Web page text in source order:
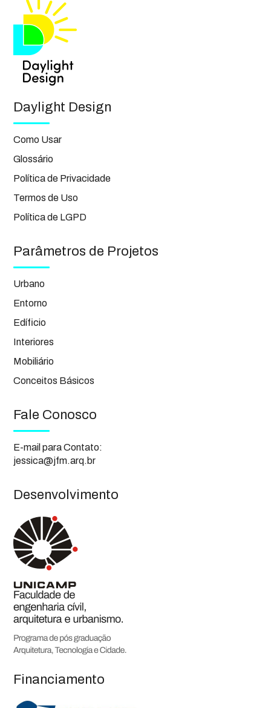
Daylight Design
Como Usar
Glossário
Política de Privacidade
Termos de Uso
Política de LGPD
Parâmetros de Projetos
Urbano
Entorno
Edíficio
Interiores
Mobiliário
Conceitos Básicos
Fale Conosco
E-mail para Contato:
jessica@jfm.arq.br
Desenvolvimento
Financiamento